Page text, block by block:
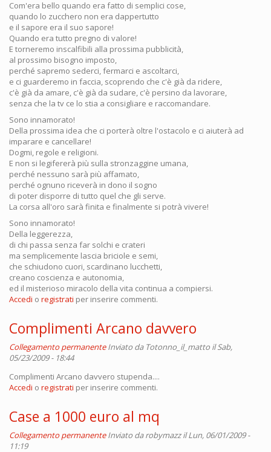
Com'era bello quando era fatto di semplici cose,
quando lo zucchero non era dappertutto
e il sapore era il suo sapore!
Quando era tutto pregno di valore!
E torneremo inscalfibili alla prossima pubblicità,
al prossimo bisogno imposto,
perché sapremo sederci, fermarci e ascoltarci,
e ci guarderemo in faccia, scoprendo che c'è già da ridere,
c'è già da amare, c'è già da sudare, c'è persino da lavorare,
senza che la tv ce lo stia a consigliare e raccomandare.
Sono innamorato!
Della prossima idea che ci porterà oltre l'ostacolo e ci aiuterà ad
imparare e cancellare!
Dogmi, regole e religioni.
E non si legifererà più sulla stronzaggine umana,
perché nessuno sarà più affamato,
perché ognuno riceverà in dono il sogno
di poter disporre di tutto quel che gli serve.
La corsa all'oro sarà finita e finalmente si potrà vivere!
Sono innamorato!
Della leggerezza,
di chi passa senza far solchi e crateri
ma semplicemente lascia briciole e semi,
che schiudono cuori, scardinano lucchetti,
creano coscienza e autonomia,
ed il misterioso miracolo della vita continua a compiersi.
Accedi o registrati per inserire commenti.
Complimenti Arcano davvero
Collegamento permanente Inviato da Totonno_il_matto il Sab,
05/23/2009 - 18:44
Complimenti Arcano davvero stupenda....
Accedi o registrati per inserire commenti.
Case a 1000 euro al mq
Collegamento permanente Inviato darobymazzil Lun, 06/01/2009 -
11:19